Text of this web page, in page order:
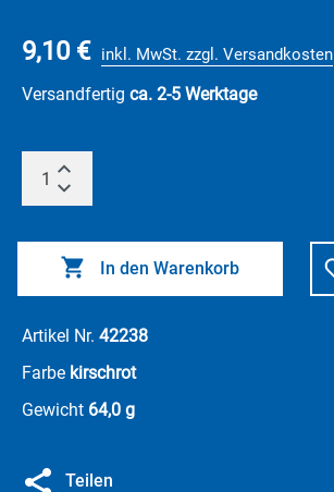
9,10 € inkl. MwSt. zzgl. Versandkosten
Versandfertig ca. 2-5 Werktage
In den Warenkorb
Artikel Nr. 42238
Farbe kirschrot
Gewicht 64,0 g
Teilen